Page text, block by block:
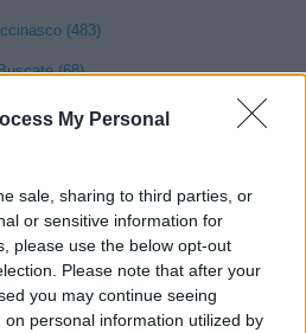
My Personal
sale, sharing to third parties, or
or sensitive information for
please use the below opt-out
Please note that after your
you may continue seeing
personal information utilized by
(483)
(68)
(92)
(17)
(111)
(129)
(57)